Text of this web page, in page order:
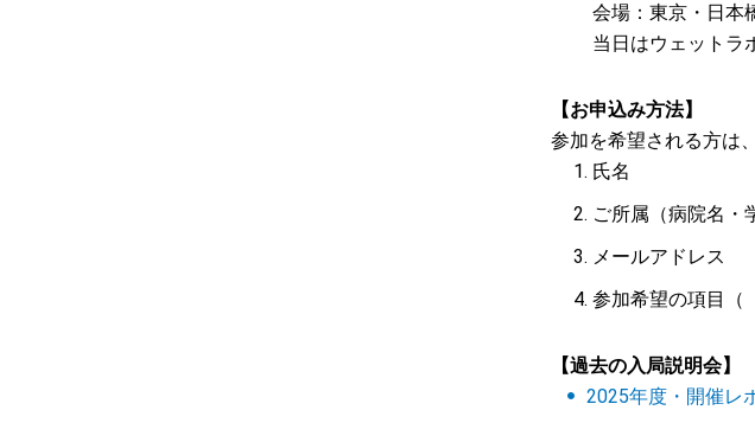
会場：東京・日本
当日はウェットラ
【お申込み方法】
参加を希望される方は
氏名
ご所属（病院名・
メールアドレス
参加希望の項目（
【過去の入局説明会】
2025年度・開催レ